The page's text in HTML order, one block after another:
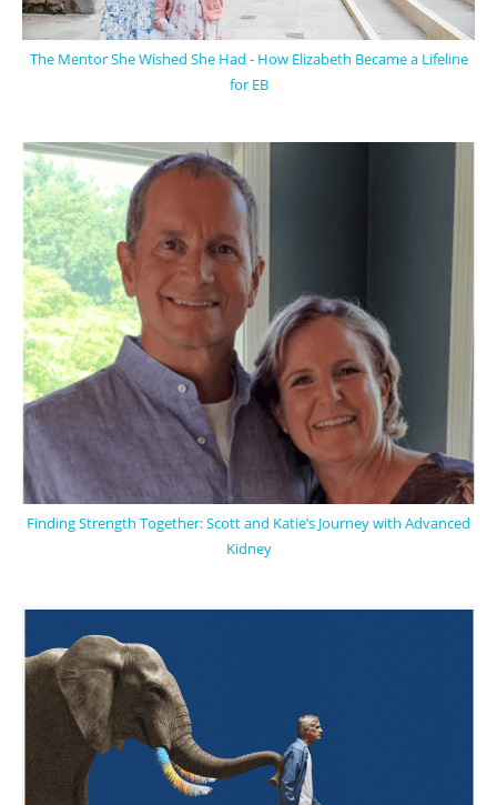
The Mentor She Wished She Had - How Elizabeth Became a Lifeline
for EB
Finding Strength Together: Scott and Katie’s Journey with Advanced
Kidney